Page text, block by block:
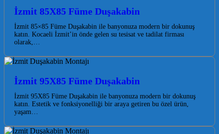
İzmit 85X85 Füme Duşakabin
İzmit 85×85 Füme Duşakabin ile banyonuza modern bir dokunuş
katın. Kocaeli İzmit’in önde gelen su tesisat ve tadilat firması
olarak,…
İzmit 95X85 Füme Duşakabin
İzmit 95X85 Füme Duşakabin ile banyonuza modern bir dokunuş
katın. Estetik ve fonksiyonelliği bir araya getiren bu özel ürün,
yaşam…